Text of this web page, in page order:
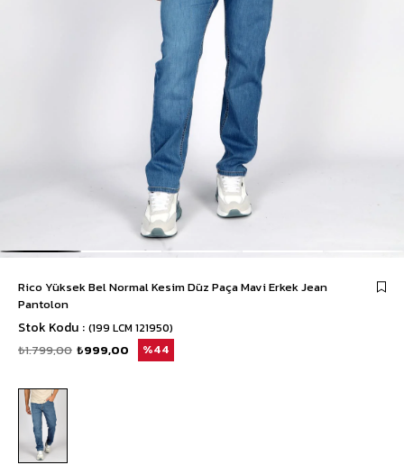
Rico Yüksek Bel Normal Kesim Düz Paça Mavi Erkek Jean
Pantolon
Stok Kodu (199 LCM 121950)
₺1.799,00 ₺999,00 44